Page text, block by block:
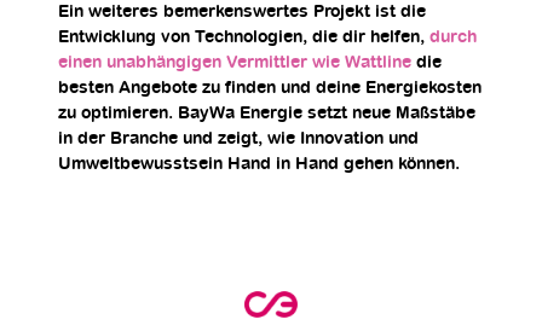
Ein weiteres bemerkenswertes Projekt ist die
Entwicklung von Technologien, die dir helfen, durch
einen unabhängigen Vermittler wie Wattline die
besten Angebote zu finden und deine Energiekosten
zu optimieren. BayWa Energie setzt neue Maßstäbe
in der Branche und zeigt, wie Innovation und
Umweltbewusstsein Hand in Hand gehen können.